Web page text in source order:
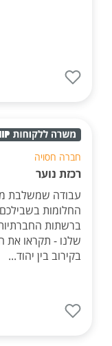
חברה חסויה
רכזת נוער
עבודה שמשלבת
החלומות
ברשתות
שלנו - תקראו
בקירוב בין יהוד...